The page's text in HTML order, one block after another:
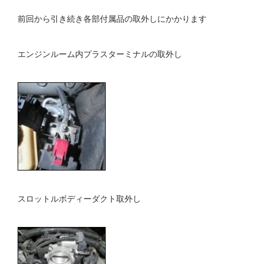
前回から引き続き各部付属品の取外しにかかります
エンジンルーム内プラスターミナルの取外し
スロットルボディーダクト取外し